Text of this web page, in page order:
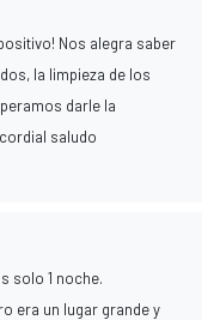
Nos alegra saber
la limpieza de los
darle la
saludo
solo 1 noche.
era un lugar grande y